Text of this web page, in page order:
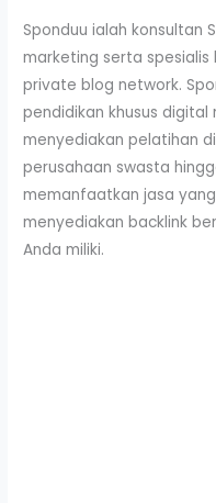
Sponduu ialah konsultan
marketing serta spesialis
private blog network.
pendidikan khusus
menyediakan pelatihan
perusahaan swasta
memanfaatkan jasa
menyediakan backlink
Anda miliki.